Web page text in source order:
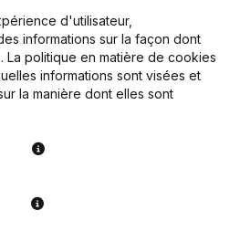
Nice
Publication
Demissions - Nominations
d'utilisateur,
informations sur la façon dont
La politique en matière de cookies
informations sont visées et
la manière dont elles sont